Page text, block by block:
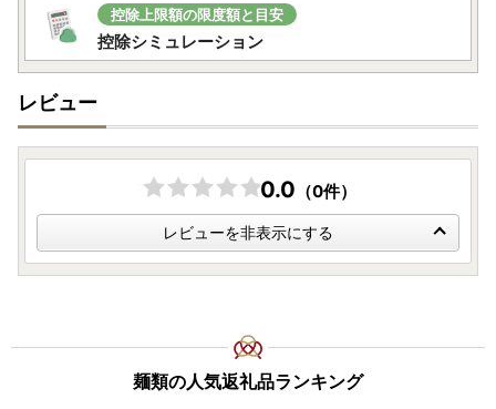
営窓口までご連絡いただきますようお願いいたします。
※出荷準備後のお礼品の送付先変更につきましては、配送会
社に直接ご連絡いただきますようお願いいたします。転送料
【ワンストップ特例申請書の送付先住所】
〒825-8501 福岡県田川市中央町1番1号
田川市役所 産業振興課たがわ魅力向上推進室
ふるさと納税担当 宛
控除上限額の限度額と目安
控除シミュレーション
レビュー
0.0 （0件）
レビューを非表示にする
麺類の人気返礼品ランキング